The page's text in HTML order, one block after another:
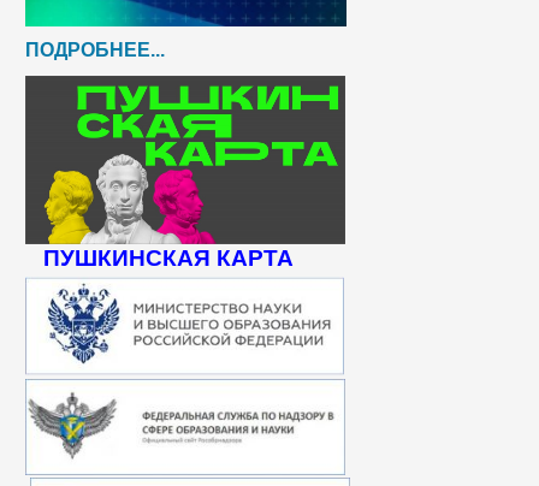
ПОДРОБНЕЕ...
ПУШКИНСКАЯ КАРТА